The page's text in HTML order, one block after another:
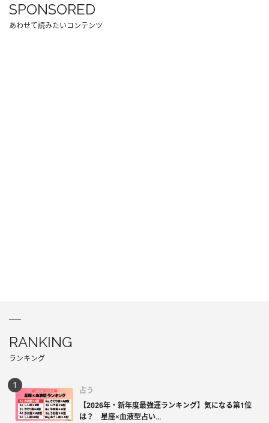
SPONSORED
あわせて読みたいコンテンツ
RANKING
ランキング
占う
【2026年・新年度最強運ランキング】気になる第1位
は？ 星座×血液型占い...